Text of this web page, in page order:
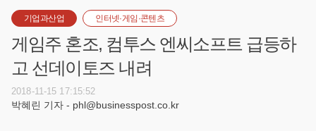
기업과산업 인터넷·게임·콘텐츠
게임주 혼조, 컴투스 엔씨소프트 급등하
고 선데이토즈 내려
2018-11-15 17:15:52
박혜린 기자 - phl@businesspost.co.kr